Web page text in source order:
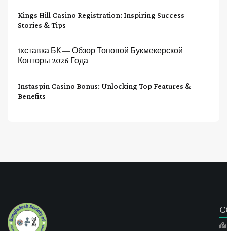
Kings Hill Casino Registration: Inspiring Success
Stories & Tips
1хставка БК — Обзор Топовой Букмекерской
Конторы 2026 Года
Instaspin Casino Bonus: Unlocking Top Features &
Benefits